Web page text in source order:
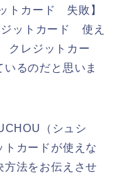
トカード 失敗】
ジットカード 使え
クレジットカー
るのだと思いま
（シュシ
トカードが使えな
方法をお伝えさせ